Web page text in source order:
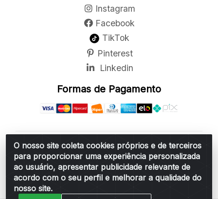
O nosso site coleta cookies próprios e de terceiros
para proporcionar uma experiência personalizada
ao usuário, apresentar publicidade relevante de
acordo com o seu perfil e melhorar a qualidade do
nosso site.
Instagram
Facebook
TikTok
Pinterest
Linkedin
Formas de Pagamento
Belchior Cortinas e Acessórios LTDA - R: Rua
Vereador Sérgio Leopoldino Alves, 876 - Santa
Bárbara d'Oeste/SP - CEP 13.456-166 - CNPJ
06.314.073/0001-34